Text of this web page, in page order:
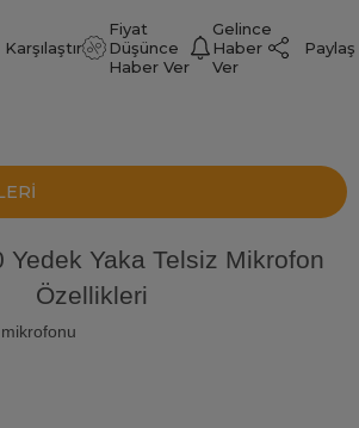
Karşılaştır
Fiyat
Düşünce
Haber Ver
Gelince
Haber
Ver
Paylaş
Yedek Yaka Telsiz Mikrofon
Özellikleri